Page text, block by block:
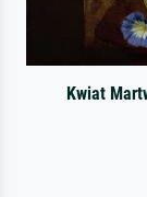
Kwiat